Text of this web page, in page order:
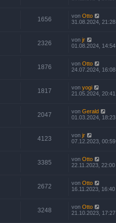
1656 von Otto
31.08.2024, 21:28
2326 von jr
01.08.2024, 14:54
1876 von Otto
24.07.2024, 16:08
1817 von yogi
21.05.2024, 20:41
2047 von Gerald
01.03.2024, 18:23
4123 von jr
07.12.2023, 00:59
3385 von Otto
22.11.2023, 22:00
2672 von Otto
16.11.2023, 16:40
3248 von Otto
21.10.2023, 17:27